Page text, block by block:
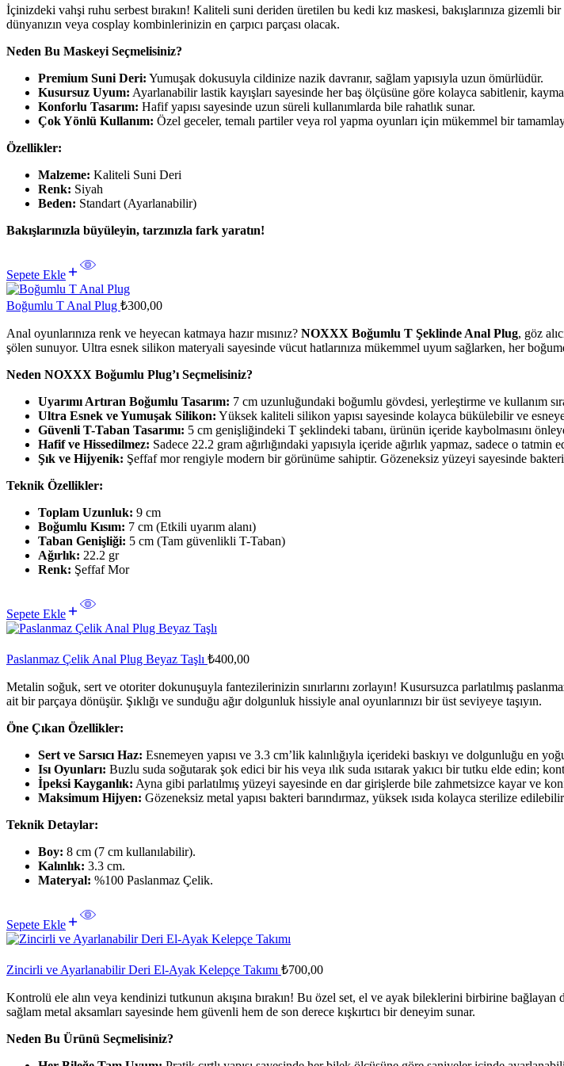
İçinizdeki vahşi ruhu serbest bırakın! Kaliteli suni deriden üretilen bu kedi kız maskesi, bakışlarınıza gizemli
dünyanızın veya cosplay kombinlerinizin en çarpıcı parçası olacak.
Neden Bu Maskeyi Seçmelisiniz?
Premium Suni Deri: Yumuşak dokusuyla cildinize nazik davranır, sağlam yapısıyla uzun ömürlüdür.
Kusursuz Uyum: Ayarlanabilir lastik kayışları sayesinde her baş ölçüsüne göre kolayca sabitlenir,
Konforlu Tasarım: Hafif yapısı sayesinde uzun süreli kullanımlarda bile rahatlık sunar.
Çok Yönlü Kullanım: Özel geceler, temalı partiler veya rol yapma oyunları için mükemmel bir
Özellikler:
Malzeme: Kaliteli Suni Deri
Renk: Siyah
Beden: Standart (Ayarlanabilir)
Bakışlarınızla büyüleyin, tarzınızla fark yaratın!
Sepete Ekle
Boğumlu T Anal Plug ₺300,00
Anal oyunlarınıza renk ve heyecan katmaya hazır mısınız? NOXXX Boğumlu T Şeklinde Anal Plug, göz
şölen sunuyor. Ultra esnek silikon materyali sayesinde vücut hatlarınıza mükemmel uyum sağlarken, her
Neden NOXXX Boğumlu Plug’ı Seçmelisiniz?
Uyarımı Artıran Boğumlu Tasarım: 7 cm uzunluğundaki boğumlu gövdesi, yerleştirme ve kullanım
Ultra Esnek ve Yumuşak Silikon: Yüksek kaliteli silikon yapısı sayesinde kolayca bükülebilir ve
Güvenli T-Taban Tasarımı: 5 cm genişliğindeki T şeklindeki tabanı, ürünün içeride kaybolmasını
Hafif ve Hissedilmez: Sadece 22.2 gram ağırlığındaki yapısıyla içeride ağırlık yapmaz, sadece o tatmin
Şık ve Hijyenik: Şeffaf mor rengiyle modern bir görünüme sahiptir. Gözeneksiz yüzeyi sayesinde
Teknik Özellikler:
Toplam Uzunluk: 9 cm
Boğumlu Kısım: 7 cm (Etkili uyarım alanı)
Taban Genişliği: 5 cm (Tam güvenlikli T-Taban)
Ağırlık: 22.2 gr
Renk: Şeffaf Mor
Sepete Ekle
Paslanmaz Çelik Anal Plug Beyaz Taşlı ₺400,00
Metalin soğuk, sert ve otoriter dokunuşuyla fantezilerinizin sınırlarını zorlayın! Kusursuzca parlatılmış
ait bir parçaya dönüşür. Şıklığı ve sunduğu ağır dolgunluk hissiyle anal oyunlarınızı bir üst seviyeye taşıyın.
Öne Çıkan Özellikler:
Sert ve Sarsıcı Haz: Esnemeyen yapısı ve 3.3 cm’lik kalınlığıyla içerideki baskıyı ve dolgunluğu en
Isı Oyunları: Buzlu suda soğutarak şok edici bir his veya ılık suda ısıtarak yakıcı bir tutku elde edin;
İpeksi Kayganlık: Ayna gibi parlatılmış yüzeyi sayesinde en dar girişlerde bile zahmetsizce kayar ve
Maksimum Hijyen: Gözeneksiz metal yapısı bakteri barındırmaz, yüksek ısıda kolayca sterilize
Teknik Detaylar:
Boy: 8 cm (7 cm kullanılabilir).
Kalınlık: 3.3 cm.
Materyal: %100 Paslanmaz Çelik.
Sepete Ekle
Zincirli ve Ayarlanabilir Deri El-Ayak Kelepçe Takımı ₺700,00
Kontrolü ele alın veya kendinizi tutkunun akışına bırakın! Bu özel set, el ve ayak bileklerini birbirine
sağlam metal aksamları sayesinde hem güvenli hem de son derece kışkırtıcı bir deneyim sunar.
Neden Bu Ürünü Seçmelisiniz?